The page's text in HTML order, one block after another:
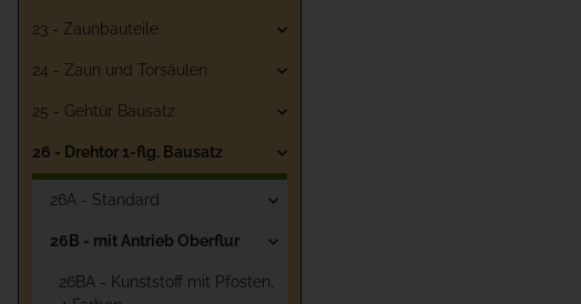
23 - Zaunbauteile
24 - Zaun und Torsäulen
25 - Gehtür Bausatz
26 - Drehtor 1-flg. Bausatz
26A - Standard
26B - mit Antrieb Oberflur
26BA - Kunststoff mit Pfosten,